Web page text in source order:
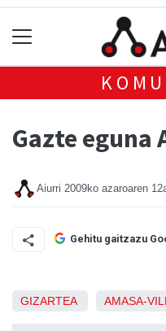
Gazte eguna
Aiurri 2009ko azaroaren
Gehitu gaitzazu
GIZARTEA AMASA-